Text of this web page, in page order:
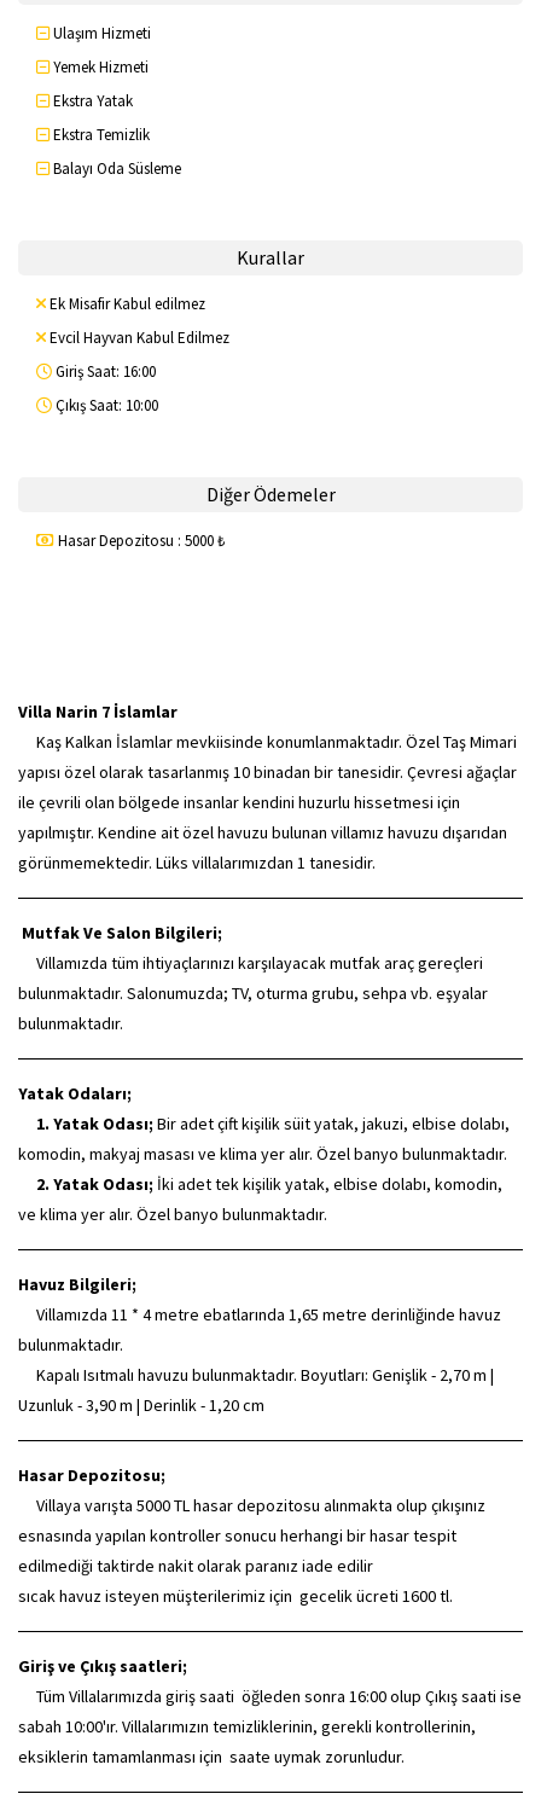
Ulaşım Hizmeti
Yemek Hizmeti
Ekstra Yatak
Ekstra Temizlik
Balayı Oda Süsleme
Kurallar
Ek Misafir Kabul edilmez
Evcil Hayvan Kabul Edilmez
Giriş Saat: 16:00
Çıkış Saat: 10:00
Diğer Ödemeler
Hasar Depozitosu : 5000 ₺
Villa Narin 7 İslamlar
Kaş Kalkan İslamlar mevkiisinde konumlanmaktadır. Özel Taş Mimari
yapısı özel olarak tasarlanmış 10 binadan bir tanesidir. Çevresi ağaçlar
ile çevrili olan bölgede insanlar kendini huzurlu hissetmesi için
yapılmıştır. Kendine ait özel havuzu bulunan villamız havuzu dışarıdan
görünmemektedir. Lüks villalarımızdan 1 tanesidir.
Mutfak Ve Salon Bilgileri;
Villamızda tüm ihtiyaçlarınızı karşılayacak mutfak araç gereçleri
bulunmaktadır. Salonumuzda; TV, oturma grubu, sehpa vb. eşyalar
bulunmaktadır.
Yatak Odaları;
1. Yatak Odası; Bir adet çift kişilik süit yatak, jakuzi, elbise dolabı,
komodin, makyaj masası ve klima yer alır. Özel banyo bulunmaktadır.
2. Yatak Odası; İki adet tek kişilik yatak, elbise dolabı, komodin,
ve klima yer alır. Özel banyo bulunmaktadır.
Havuz Bilgileri;
Villamızda 11 * 4 metre ebatlarında 1,65 metre derinliğinde havuz
bulunmaktadır.
Kapalı Isıtmalı havuzu bulunmaktadır. Boyutları: Genişlik - 2,70 m |
Uzunluk - 3,90 m | Derinlik - 1,20 cm
Hasar Depozitosu;
Villaya varışta 5000 TL hasar depozitosu alınmakta olup çıkışınız
esnasında yapılan kontroller sonucu herhangi bir hasar tespit
edilmediği taktirde nakit olarak paranız iade edilir
sıcak havuz isteyen müşterilerimiz için gecelik ücreti 1600 tl.
Giriş ve Çıkış saatleri;
Tüm Villalarımızda giriş saati öğleden sonra 16:00 olup Çıkış saati ise
sabah 10:00'ır. Villalarımızın temizliklerinin, gerekli kontrollerinin,
eksiklerin tamamlanması için saate uymak zorunludur.